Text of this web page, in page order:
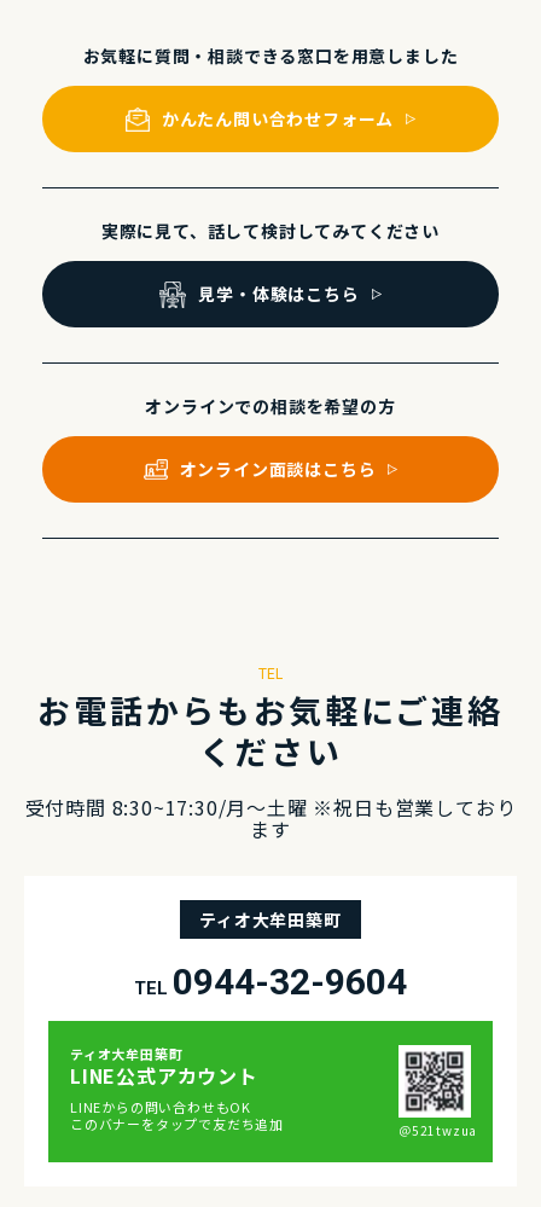
お気軽に質問・相談できる窓⼝を⽤意しました
かんたん問い合わせフォーム
実際に⾒て、話して検討してみてください
⾒学・体験はこちら
オンラインでの相談を希望の⽅
オンライン⾯談はこちら
TEL
お電話からもお気軽にご連絡
ください
受付時間 8:30~17:30/⽉〜⼟曜 ※祝⽇も営業しており
ます
ティオ大牟田築町
TEL 0944-32-9604
ティオ⼤牟⽥築町
LINE公式アカウント
LINEからの問い合わせもOK
このバナーをタップで友だち追加
＠521twzua